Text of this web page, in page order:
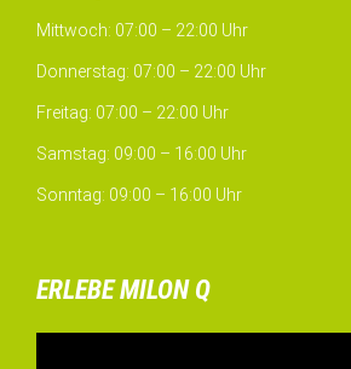
Mittwoch: 07:00 – 22:00 Uhr
Donnerstag: 07:00 – 22:00 Uhr
Freitag: 07:00 – 22:00 Uhr
Samstag: 09:00 – 16:00 Uhr
Sonntag: 09:00 – 16:00 Uhr
ERLEBE MILON Q